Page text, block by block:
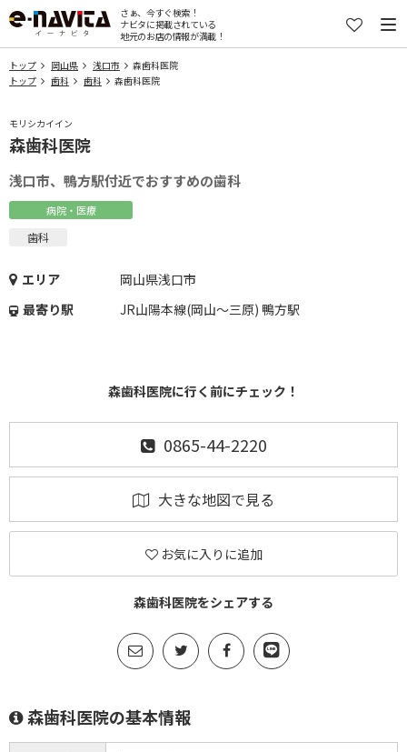
さぁ、今すぐ検索！
ナビタに掲載されている
地元のお店の情報が満載！
トップ 岡山県 浅口市
森歯科医院
トップ
歯科 歯科 森歯科医院
モリシカイイン
森歯科医院
浅口市、鴨方駅付近でおすすめの歯科
病院・医療
歯科
エリア
岡山県浅口市
最寄り駅
JR山陽本線(岡山～三原) 鴨方駅
森歯科医院に行く前にチェック！
0865-44-2220
大きな地図で見る
お気に入りに追加
森歯科医院をシェアする
森歯科医院の基本情報